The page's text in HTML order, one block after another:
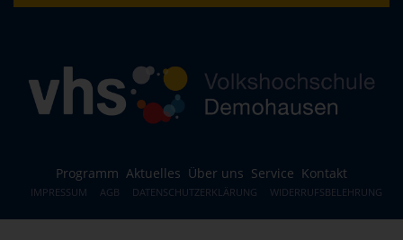
Programm Aktuelles Über uns Service Kontakt
IMPRESSUM AGB DATENSCHUTZERKLÄRUNG WIDERRUFSBELEHRUNG